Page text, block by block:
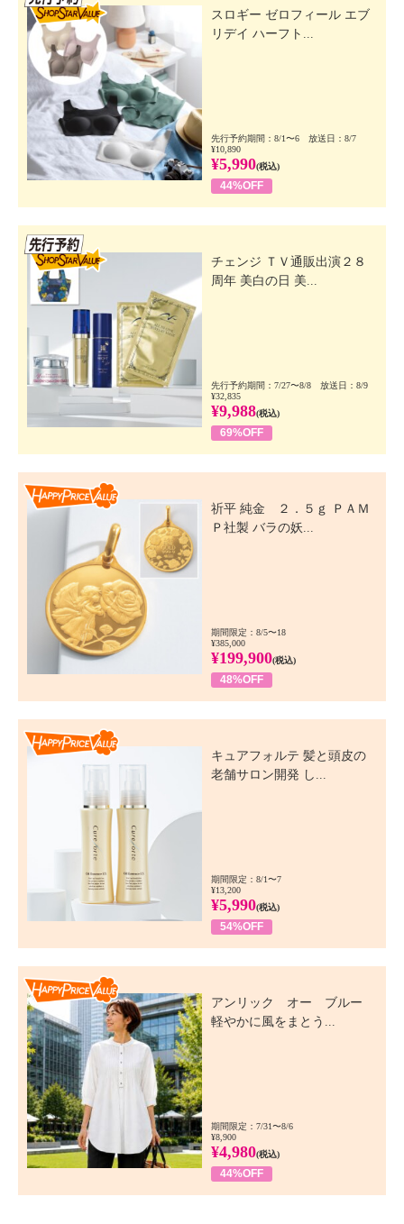
スロギー ゼロフィール エブ
リデイ ハーフト...
先行予約期間：8/1〜6 放送日：8/7
¥10,890
¥5,990(税込)
44%OFF
チェンジ ＴＶ通販出演２８
周年 美白の日 美...
先行予約期間：7/27〜8/8 放送日：8/9
¥32,835
¥9,988(税込)
69%OFF
祈平 純金 ２．５ｇ ＰＡＭ
Ｐ社製 バラの妖...
期間限定：8/5〜18
¥385,000
¥199,900(税込)
48%OFF
キュアフォルテ 髪と頭皮の
老舗サロン開発 し...
期間限定：8/1〜7
¥13,200
¥5,990(税込)
54%OFF
アンリック オー ブルー
軽やかに風をまとう...
期間限定：7/31〜8/6
¥8,900
¥4,980(税込)
44%OFF